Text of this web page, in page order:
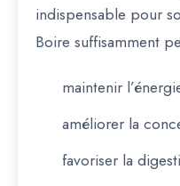
indispensable pour
Boire suffisamment
maintenir
améliorer la
favoriser la